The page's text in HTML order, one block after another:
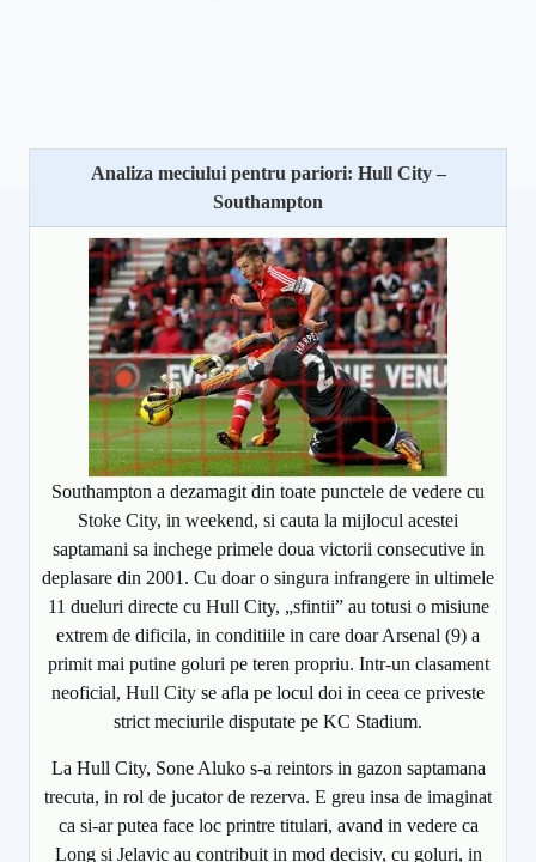
Analiza meciului pentru pariori: Hull City –
Southampton
Southampton a dezamagit din toate punctele de vedere cu
Stoke City, in weekend, si cauta la mijlocul acestei
saptamani sa inchege primele doua victorii consecutive in
deplasare din 2001. Cu doar o singura infrangere in ultimele
11 dueluri directe cu Hull City, „sfintii” au totusi o misiune
extrem de dificila, in conditiile in care doar Arsenal (9) a
primit mai putine goluri pe teren propriu. Intr-un clasament
neoficial, Hull City se afla pe locul doi in ceea ce priveste
strict meciurile disputate pe KC Stadium.
La Hull City, Sone Aluko s-a reintors in gazon saptamana
trecuta, in rol de jucator de rezerva. E greu insa de imaginat
ca si-ar putea face loc printre titulari, avand in vedere ca
Long si Jelavic au contribuit in mod decisiv, cu goluri, in